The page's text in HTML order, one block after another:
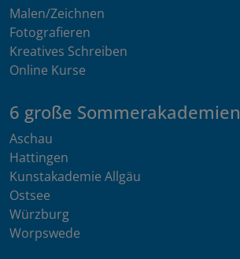
Malen/Zeichnen
Fotografieren
Kreatives Schreiben
Online Kurse
6 große Sommerakademien
Aschau
Hattingen
Kunstakademie Allgäu
Ostsee
Würzburg
Worpswede